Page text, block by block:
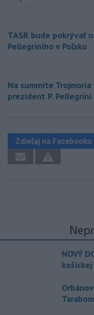
TASR bude pokrývať
Pellegriniho v Poľsku
Na summite
prezident P. Pellegrini
Zdieľaj na Facebooku
NOVÝ